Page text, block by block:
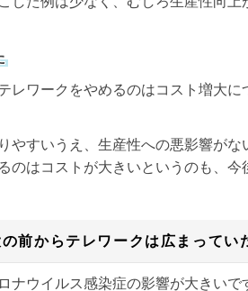
レワークをやめるのはコスト増大に
やすいうえ、生産性への悪影響が
のはコストが大きいというのも、
前からテレワークは広まってい
ナウイルス感染症の影響が大きい